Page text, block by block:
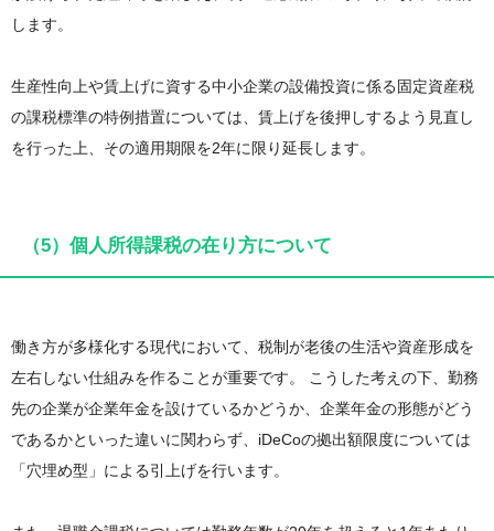
します。
生産性向上や賃上げに資する中小企業の設備投資に係る固定資産税
の課税標準の特例措置については、賃上げを後押しするよう見直し
を行った上、その適用期限を2年に限り延長します。
（5）個人所得課税の在り方について
働き方が多様化する現代において、税制が老後の生活や資産形成を
左右しない仕組みを作ることが重要です。 こうした考えの下、勤務
先の企業が企業年金を設けているかどうか、企業年金の形態がどう
であるかといった違いに関わらず、iDeCoの拠出額限度については
「穴埋め型」による引上げを行います。